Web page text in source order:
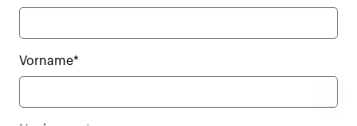
Vorname*